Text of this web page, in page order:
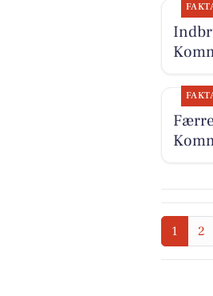
1 2